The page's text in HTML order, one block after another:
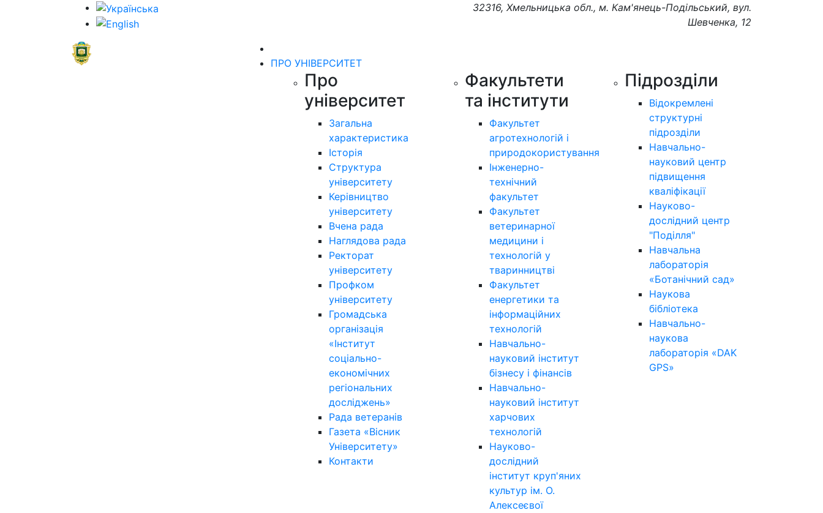
32316, Хмельницька обл., м. Кам'янець-Подільський, вул.
Шевченка, 12
ПРО УНІВЕРСИТЕТ
Про
університет
Загальна
характеристика
Історія
Структура
університету
Керівництво
університету
Вчена рада
Наглядова рада
Ректорат
університету
Профком
університету
Громадська
організація
«Інститут
соціально-
економічних
регіональних
досліджень»
Рада ветеранів
Газета «Вісник
Університету»
Контакти
Факультети
та інститути
Факультет
агротехнологій і
природокористування
Інженерно-
технічний
факультет
Факультет
ветеринарної
медицини і
технологій у
тваринництві
Факультет
енергетики та
інформаційних
технологій
Навчально-
науковий інститут
бізнесу і фінансів
Навчально-
науковий інститут
харчових
технологій
Науково-
дослідний
інститут круп'яних
культур ім. О.
Алексеєвої
Підрозділи
Відокремлені
структурні
підрозділи
Навчально-
науковий центр
підвищення
кваліфікації
Науково-
дослідний центр
"Поділля"
Навчальна
лабораторія
«Ботанічний сад»
Наукова
бібліотека
Навчально-
наукова
лабораторія «DAK
GPS»